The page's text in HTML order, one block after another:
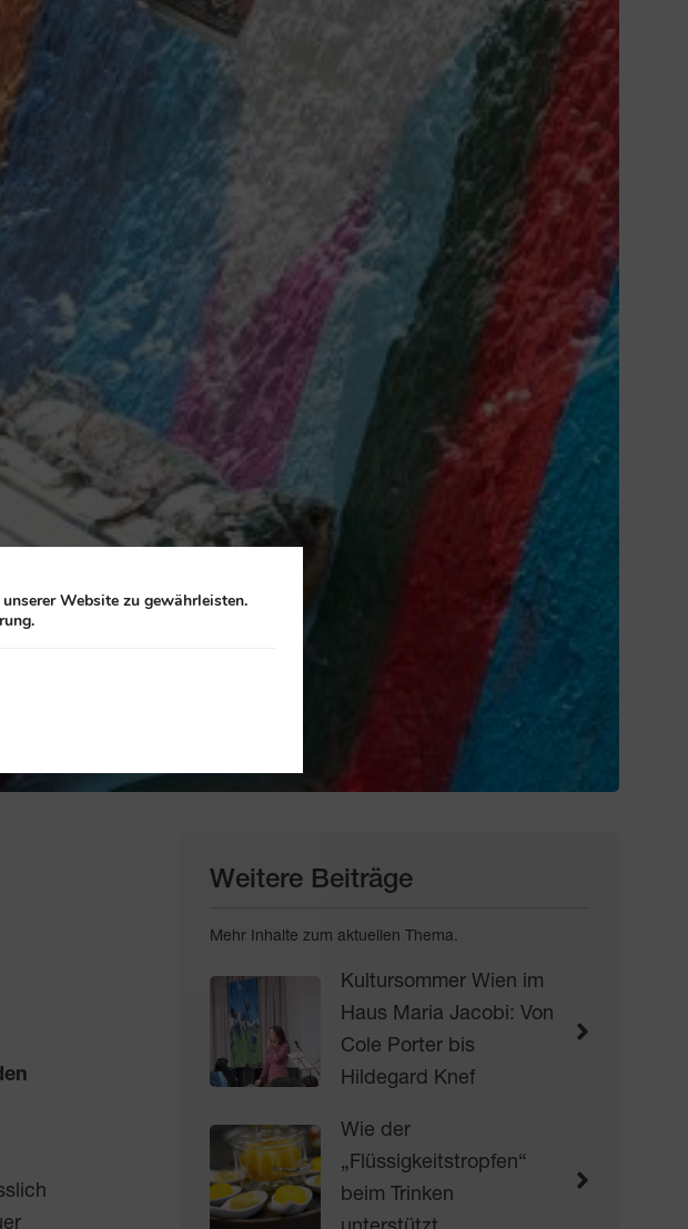
Weitere Beiträge
Mehr Inhalte zum aktuellen Thema.
Kultursommer Wien im
Haus Maria Jacobi: Von
Cole Porter bis
Hildegard Knef
Wie der
„Flüssigkeitstropfen“
beim Trinken
Website zu gewährleisten.